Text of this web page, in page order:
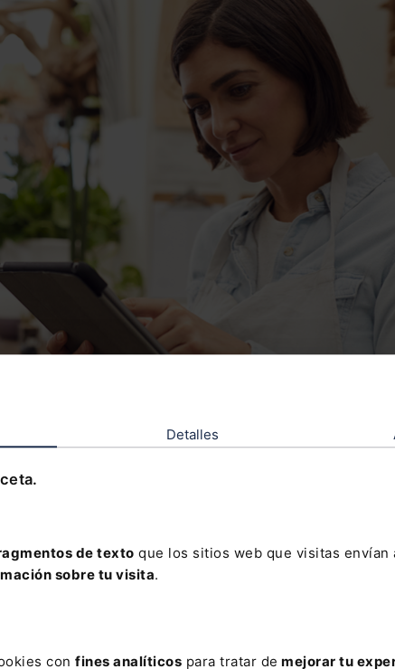
Detalles
de texto que los sitios web que visitas envían
sobre tu visita.
con fines analíticos para tratar de mejorar tu
amortización anticipada será el equivalente al importe que el
en concepto de segundo tramo de intereses si el préstamo se
los intereses de segundo tramo devengados hasta la